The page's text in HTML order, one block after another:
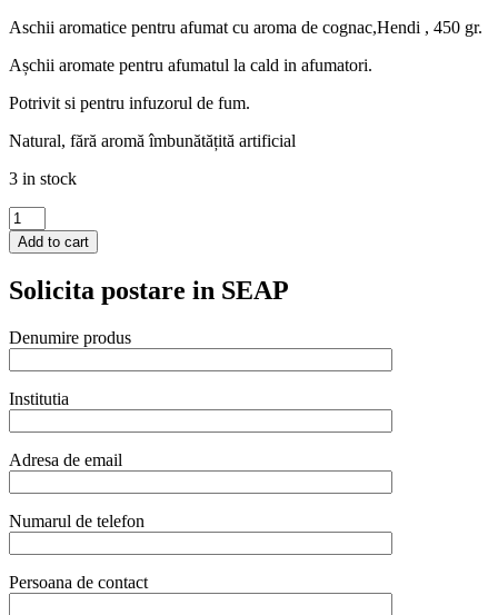
Aschii aromatice pentru afumat cu aroma de cognac,Hendi , 450 gr.
Așchii aromate pentru afumatul la cald in afumatori.
Potrivit si pentru infuzorul de fum.
Natural, fără aromă îmbunătățită artificial
3 in stock
Aschii
aromatice
pentru
cu
de
cognac,Hendi
,
450
gr
quantity
Add to cart
Solicita postare in SEAP
Denumire produs
Institutia
Adresa de email
Numarul de telefon
Persoana de contact